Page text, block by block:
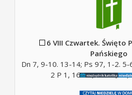
6 VIII Czwartek. Święto
Pańskiego
Dn 7, 9-10. 13-14; Ps 97, 1-2. 5-
2 P 1, 16-19; Mt 17, 5c;